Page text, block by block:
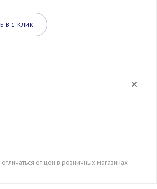
В 1 КЛИК
от цен в розничных магазинах